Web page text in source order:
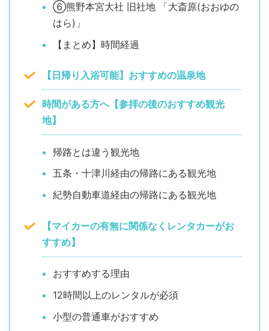
⑥熊野本宮大社 旧社地 「大斎原(おおゆの
はら)」
【まとめ】時間経過
【日帰り入浴可能】おすすめの温泉地
時間がある方へ【参拝の後のおすすめ観光
地】
帰路とは違う観光地
五条・十津川経由の帰路にある観光地
紀勢自動車道経由の帰路にある観光地
【マイカーの有無に関係なくレンタカーがお
すすめ】
おすすめする理由
12時間以上のレンタルが必須
小型の普通車がおすすめ